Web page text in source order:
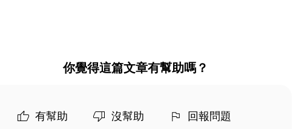
你覺得這篇文章有幫助嗎？
有幫助 沒幫助 回報問題